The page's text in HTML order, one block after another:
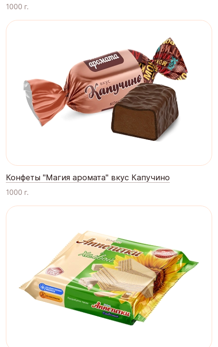
1000 г.
Конфеты "Магия аромата" вкус Капучино
1000 г.